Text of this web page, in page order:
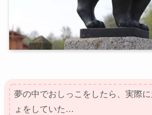
夢の中でおしっこをしたら、実際
ょをしていた…